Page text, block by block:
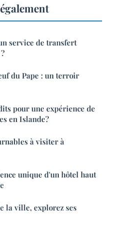
service de transfert
du Pape : un terroir
pour une expérience de
en Islande?
à visiter à
unique d'un hôtel haut
la ville, explorez ses